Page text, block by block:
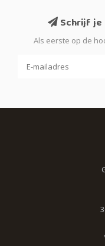
Schrijf je
Als eerste op de